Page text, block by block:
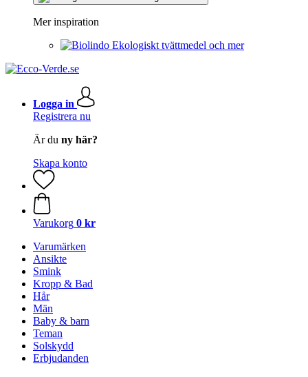
Mer inspiration
Ekologiskt tvättmedel och mer
Logga in
Registrera nu
Är du ny här?
Skapa konto
Varukorg 0 kr
Varumärken
Ansikte
Smink
Kropp & Bad
Hår
Män
Baby & barn
Teman
Solskydd
Erbjudanden